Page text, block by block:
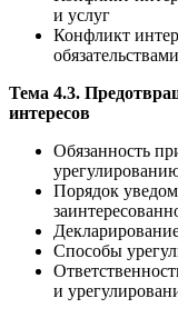
и услуг
Конфликт
Тема 4.3.
интересов
Обязанность
Порядок
Способы
и